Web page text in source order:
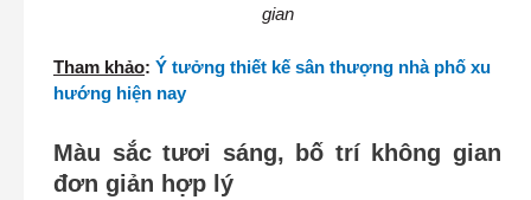
gian
Tham khảo: Ý tưởng thiết kế sân thượng nhà phố xu
hướng hiện nay
Màu sắc tươi sáng, bố trí không gian
đơn giản hợp lý